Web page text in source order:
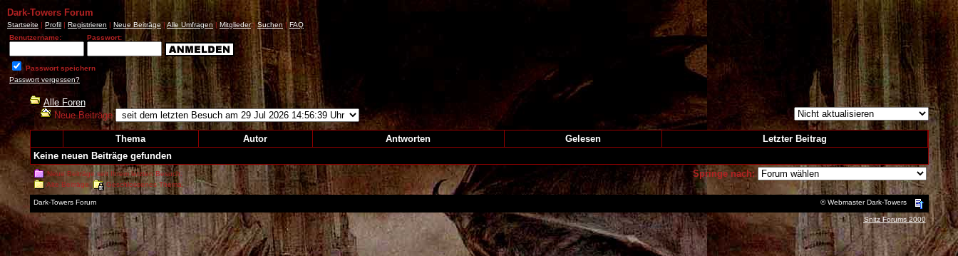
Dark-Towers Forum
Startseite | Profil | Registrieren | Neue Beiträge |Alle Umfragen | Mitglieder|Suchen| FAQ
Benutzername:
Passwort:
Passwort speichern
Passwort vergessen?
Alle Foren
Neue Beiträge
Thema Autor Antworten Gelesen
Letzter Beitrag
Keine neuen Beiträge gefunden
Neue Beiträge seit Ihrem letzten Besuch.
Alte Beiträge.
Geschlossenes Thema.
Springe nach:
Dark-Towers Forum © Webmaster Dark-Towers
Snitz Forums 2000